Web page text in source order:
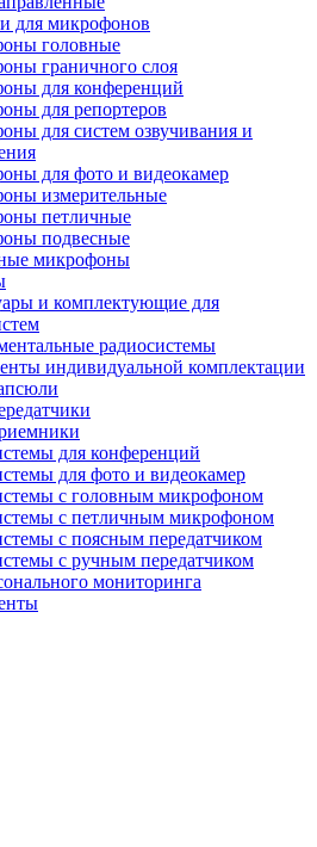
для микрофонов
головные
граничного слоя
для конференций
для репортеров
для систем озвучивания и
для фото и видеокамер
измерительные
петличные
подвесные
микрофоны
и комплектующие для
радиосистемы
индивидуальной комплектации
для конференций
для фото и видеокамер
с головным микрофоном
с петличным микрофоном
с поясным передатчиком
с ручным передатчиком
мониторинга